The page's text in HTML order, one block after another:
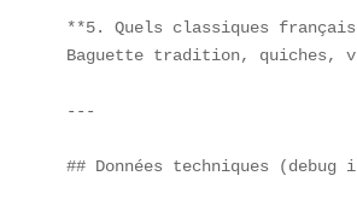
**5. Quels classiques
Baguette tradition, quiches,
---